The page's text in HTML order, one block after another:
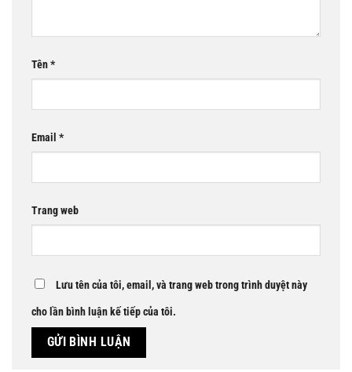
Tên*
Email *
Trang web
Lưu tên của tôi, email, và trang web trong trình duyệt này
cho lần bình luận kế tiếp của tôi.